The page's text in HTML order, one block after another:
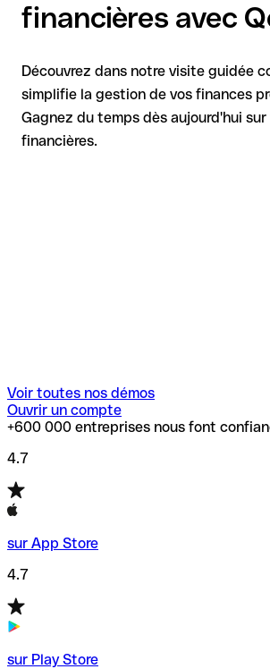
financières avec
Découvrez dans notre visite guidée
simplifie la gestion de vos finances
Gagnez du temps dès aujourd'hui
financières.
Voir toutes nos démos
Ouvrir un compte
+600 000 entreprises nous font
4.7
sur App Store
4.7
sur Play Store